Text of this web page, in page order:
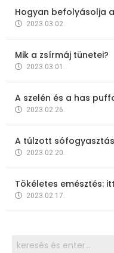
Hogyan befolyásolja
2023.03.02.
Mik a zsírmáj tünetei?
2023.03.01.
A szelén és a has
2023.02.26.
A túlzott
2023.02.20.
Tökéletes emésztés:
2023.02.17.